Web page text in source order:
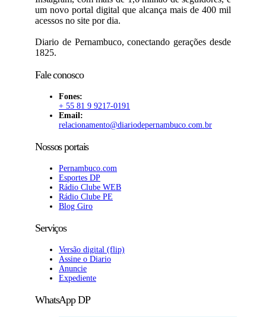
um novo portal digital que alcança mais de 400 mil
acessos no site por dia.
Diario de Pernambuco, conectando gerações desde
1825.
Fale conosco
Fones:
+ 55 81 9 9217-0191
Email:
relacionamento@diariodepernambuco.com.br
Nossos portais
Pernambuco.com
Esportes DP
Rádio Clube WEB
Rádio Clube PE
Blog Giro
Serviços
Versão digital (flip)
Assine o Diario
Anuncie
Expediente
WhatsApp DP